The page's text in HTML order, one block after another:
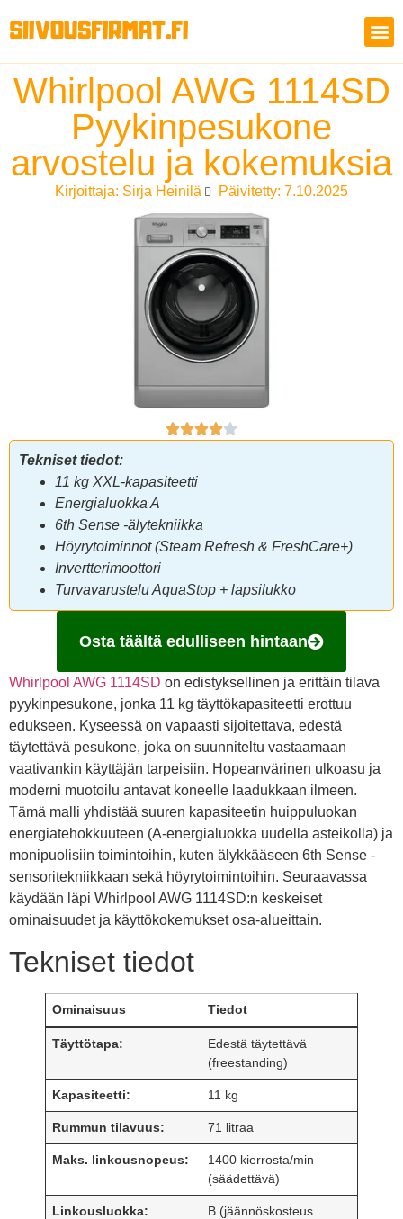
Whirlpool AWG 1114SD
Pyykinpesukone
arvostelu ja kokemuksia
Kirjoittaja: Sirja Heinilä Päivitetty: 7.10.2025
Tekniset tiedot:
11 kg XXL-kapasiteetti
Energialuokka A
6th Sense -älytekniikka
Höyrytoiminnot (Steam Refresh & FreshCare+)
Invertterimoottori
Turvavarustelu AquaStop + lapsilukko
Osta täältä edulliseen hintaan
Whirlpool AWG 1114SD on edistyksellinen ja erittäin tilava
pyykinpesukone, jonka 11 kg täyttökapasiteetti erottuu
edukseen. Kyseessä on vapaasti sijoitettava, edestä
täytettävä pesukone, joka on suunniteltu vastaamaan
vaativankin käyttäjän tarpeisiin. Hopeanvärinen ulkoasu ja
moderni muotoilu antavat koneelle laadukkaan ilmeen.
Tämä malli yhdistää suuren kapasiteetin huippuluokan
energiatehokkuuteen (A-energialuokka uudella asteikolla) ja
monipuolisiin toimintoihin, kuten älykkääseen 6th Sense -
sensoritekniikkaan sekä höyrytoimintoihin. Seuraavassa
käydään läpi Whirlpool AWG 1114SD:n keskeiset
ominaisuudet ja käyttökokemukset osa-alueittain.
Tekniset tiedot
Ominaisuus Tiedot
Täyttötapa:
Edestä täytettävä
(freestanding)
Kapasiteetti: 11 kg
Rummun tilavuus: 71 litraa
Maks. linkousnopeus:
1400 kierrosta/min
(säädettävä)
Linkousluokka:
B (jäännöskosteus